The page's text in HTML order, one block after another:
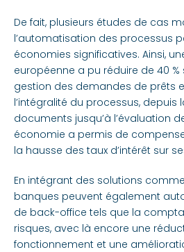
De fait, plusieurs études de cas
l’automatisation des processus
économies significatives. Ainsi,
européenne a pu réduire de 40
gestion des demandes de prêts
l’intégralité du processus, depuis
documents jusqu’à l’évaluation
économie a permis de
la hausse des taux d’intérêt sur
En intégrant des solutions comme
banques peuvent également
de back-office tels que la
risques, avec là encore une
fonctionnement et une